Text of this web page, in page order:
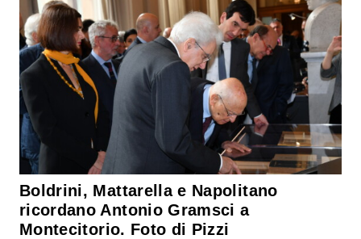
Boldrini, Mattarella e Napolitano
ricordano Antonio Gramsci a
Montecitorio. Foto di Pizzi